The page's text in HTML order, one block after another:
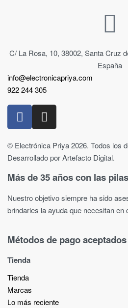
C/ La Rosa, 10, 38002, Santa Cruz
España
info@electronicapriya.com
922 244 305
© Electrónica Priya 2026. Todos los
Desarrollado por Artefacto Digital.
Más de 35 años con las
Nuestro objetivo siempre ha sido
brindarles la ayuda que necesitan en
Métodos de pago aceptados
Tienda
Tienda
Marcas
Lo más reciente​